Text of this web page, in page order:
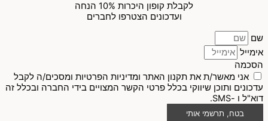
לקבלת קופון היכרות 10% הנחה
ועדכונים הצטרפו לחברים
שם
אימייל
הסכמה
אני מאשר/ת את תקנון האתר ומדיניות הפרטיות ומסכים/ה לקבל
עדכונים ותוכן שיווקי בכלל פרטי הקשר המצויים בידי החברה ובכלל זה
דוא"ל ו -SMS.
בטח, תרשמי אותי